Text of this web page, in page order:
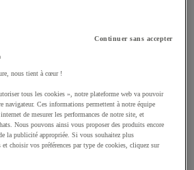
et salle de bain
Continuer sans accepter
nous tient à cœur !
tous les cookies », notre plateforme web va pouvoir
navigateur. Ces informations permettent à notre équipe
de mesurer les performances de notre site, et
Nous pouvons ainsi vous proposer des produits encore
la publicité appropriée. Si vous souhaitez plus
choisir vos préférences par type de cookies, cliquez sur